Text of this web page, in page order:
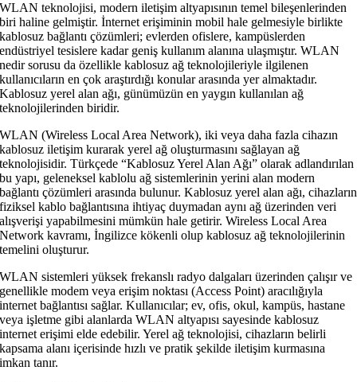
WLAN teknolojisi, modern iletişim altyapısının temel bileşenlerinden
biri haline gelmiştir. İnternet erişiminin mobil hale gelmesiyle birlikte
kablosuz bağlantı çözümleri; evlerden ofislere, kampüslerden
endüstriyel tesislere kadar geniş kullanım alanına ulaşmıştır. WLAN
nedir sorusu da özellikle kablosuz ağ teknolojileriyle ilgilenen
kullanıcıların en çok araştırdığı konular arasında yer almaktadır.
Kablosuz yerel alan ağı, günümüzün en yaygın kullanılan ağ
teknolojilerinden biridir.
WLAN (Wireless Local Area Network), iki veya daha fazla cihazın
kablosuz iletişim kurarak yerel ağ oluşturmasını sağlayan ağ
teknolojisidir. Türkçede “Kablosuz Yerel Alan Ağı” olarak adlandırılan
bu yapı, geleneksel kablolu ağ sistemlerinin yerini alan modern
bağlantı çözümleri arasında bulunur. Kablosuz yerel alan ağı, cihazların
fiziksel kablo bağlantısına ihtiyaç duymadan aynı ağ üzerinden veri
alışverişi yapabilmesini mümkün hale getirir. Wireless Local Area
Network kavramı, İngilizce kökenli olup kablosuz ağ teknolojilerinin
temelini oluşturur.
WLAN sistemleri yüksek frekanslı radyo dalgaları üzerinden çalışır ve
genellikle modem veya erişim noktası (Access Point) aracılığıyla
internet bağlantısı sağlar. Kullanıcılar; ev, ofis, okul, kampüs, hastane
veya işletme gibi alanlarda WLAN altyapısı sayesinde kablosuz
internet erişimi elde edebilir. Yerel ağ teknolojisi, cihazların belirli
kapsama alanı içerisinde hızlı ve pratik şekilde iletişim kurmasına
imkan tanır.